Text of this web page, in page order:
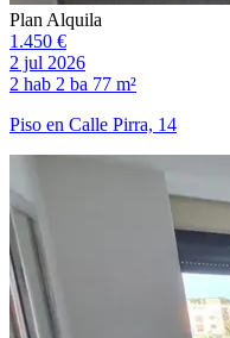
Plan Alquila
1.450 €
2 jul 2026
2 hab 2 ba 77 m²
Piso en Calle Pirra, 14